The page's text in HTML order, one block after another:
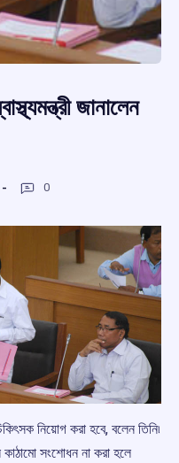
জানালেন
0
নিয়োগ করা হবে, বলেন তিনি৷
সংশোধন না করা হলে